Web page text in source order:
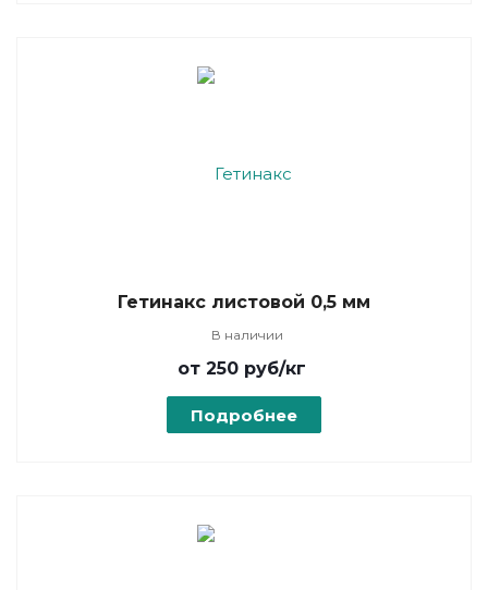
Гетинакс листовой 0,5 мм
В наличии
от 250 руб/кг
Подробнее